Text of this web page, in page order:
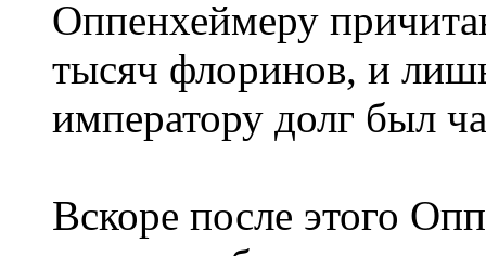
Оппенхеймеру
тысяч флоринов, и
императору долг был
Вскоре после этого